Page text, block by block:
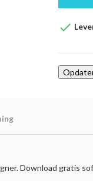

Download gratis